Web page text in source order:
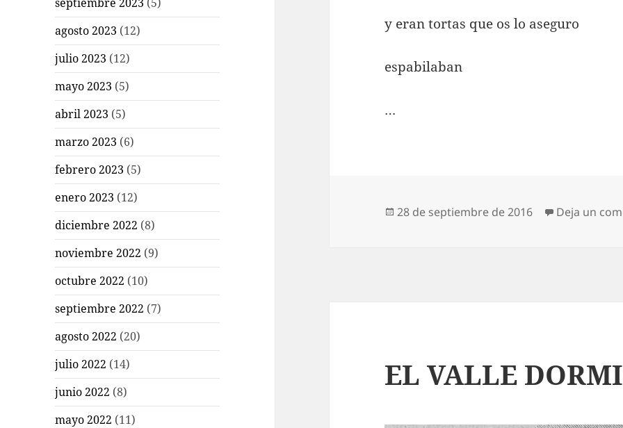
septiembre 2023 (5)
agosto 2023 (12)
julio 2023 (12)
mayo 2023 (5)
abril 2023 (5)
marzo 2023 (6)
febrero 2023 (5)
enero 2023 (12)
diciembre 2022 (8)
noviembre 2022 (9)
octubre 2022 (10)
septiembre 2022 (7)
agosto 2022 (20)
julio 2022 (14)
junio 2022 (8)
mayo 2022 (11)
y eran tortas que os lo aseguro
espabilaban
…
Publicado
28 de septiembre de 2016 Deja un
EL VALLE